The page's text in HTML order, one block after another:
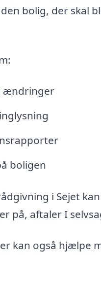
bolig, der skal
ændringer
boligen
i Sejet
på, aftaler I
kan også hjælpe